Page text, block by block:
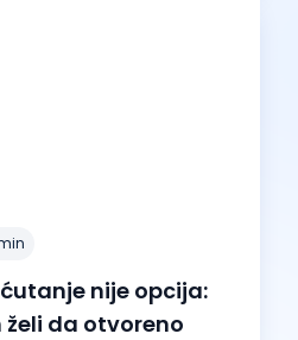
nije opcija:
želi da otvoreno